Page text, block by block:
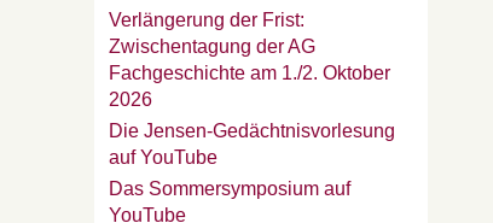
Verlängerung der Frist:
Zwischentagung der AG
Fachgeschichte am 1./2. Oktober
2026
Die Jensen-Gedächtnisvorlesung
auf YouTube
Das Sommersymposium auf
YouTube